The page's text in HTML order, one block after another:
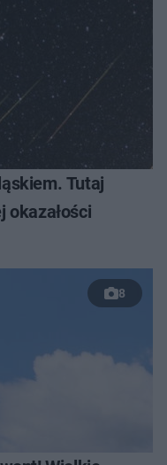
Tutaj
okazałości
8